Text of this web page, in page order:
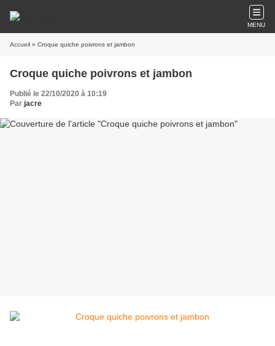
MENU
Accueil » Croque quiche poivrons et jambon
Croque quiche poivrons et jambon
Publié le 22/10/2020 à 10:19
Par jacre